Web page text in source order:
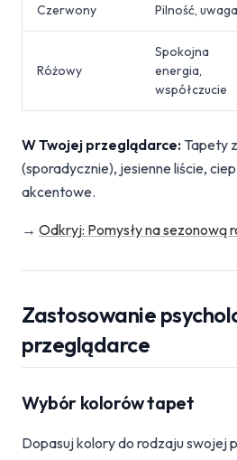
Czerwony Pilność, uwaga
Różowy
Spokojna
energia,
współczucie
W Twojej przeglądarce: Tapety
(sporadycznie), jesienne liście,
akcentowe.
→ Odkryj: Pomysły na sezonową
Zastosowanie
przeglądarce
Wybór kolorów tapet
Dopasuj kolory do rodzaju swojej